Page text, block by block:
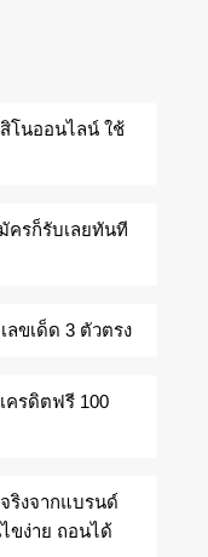
สิโนออนไลน์ ใช้
ครก็รับเลยทันที
ขเด็ด 3 ตัวตรง
ครดิตฟรี 100
ริงจากแบรนด์
ขง่าย ถอนได้